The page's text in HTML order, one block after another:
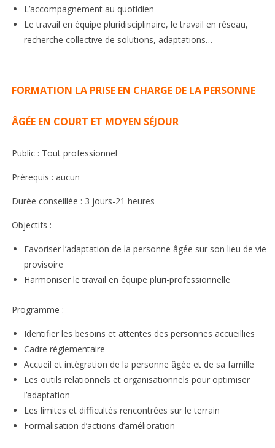
L’accompagnement au quotidien
Le travail en équipe pluridisciplinaire, le travail en réseau,
recherche collective de solutions, adaptations…
FORMATION LA PRISE EN CHARGE DE LA PERSONNE
ÂGÉE EN COURT ET MOYEN SÉJOUR
Public : Tout professionnel
Prérequis : aucun
Durée conseillée : 3 jours-21 heures
Objectifs :
Favoriser l’adaptation de la personne âgée sur son lieu de vie
provisoire
Harmoniser le travail en équipe pluri-professionnelle
Programme :
Identifier les besoins et attentes des personnes accueillies
Cadre réglementaire
Accueil et intégration de la personne âgée et de sa famille
Les outils relationnels et organisationnels pour optimiser
l’adaptation
Les limites et difficultés rencontrées sur le terrain
Formalisation d’actions d’amélioration